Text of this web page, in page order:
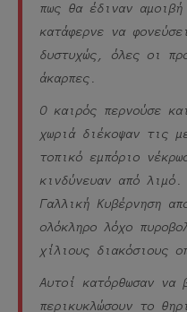
πως θα έδιναν
κατάφερνε να
δυστυχώς, όλες οι
άκαρπες.
Ο καιρός περνούσε
χωριά διέκοψαν τις
τοπικό εμπόριο
κινδύνευαν από
Γαλλική Κυβέρνηση
ολόκληρο λόχο
χίλιους διακόσιους
Αυτοί κατόρθωσαν να
περικυκλώσουν το